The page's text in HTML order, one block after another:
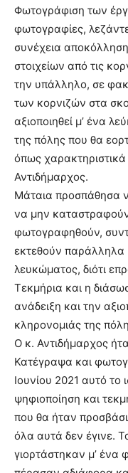
Φωτογράφιση των
φωτογραφίες,
συνέχεια
στοιχείων από τις
την υπάλληλο, σε
των κορνιζών στα
αξιοποιηθεί μ’ ένα
της πόλης που θα
όπως χαρακτηριστικά
Αντιδήμαρχος.
Μάταια προσπάθησα
να μην
φωτογραφηθούν,
εκτεθούν παράλληλα
λευκώματος, διότι
Τεκμήρια και η
ανάδειξη και την
κληρονομιάς της
Ο κ. Αντιδήμαρχος
Κατέγραψα και
Ιουνίου 2021 αυτό το
ψηφιοποίηση και
που θα ήταν
όλα αυτά δεν έγινε.
γιορτάστηκαν μ’ ένα